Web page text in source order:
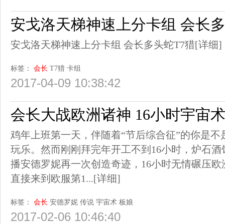
安戈洛天梯神速上分卡组 会长
安戈洛天梯神速上分卡组 会长多头蛇T7猎[详细]
标签： 会长 T7猎 卡组
2017-04-09 10:38:42
会长大战欧洲诸神 16小时宇宙
鸡年上班第一天，伴随着“节后综合征”的你是
玩乐。然而刚刚拜完年开工不到16小时，炉石
播安德罗妮再一次创造奇迹，16小时无情碾压
直接来到欧服第1...[详细]
标签： 会长 安德罗妮 传说 宇宙术 板娘
2017-02-06 10:46:40